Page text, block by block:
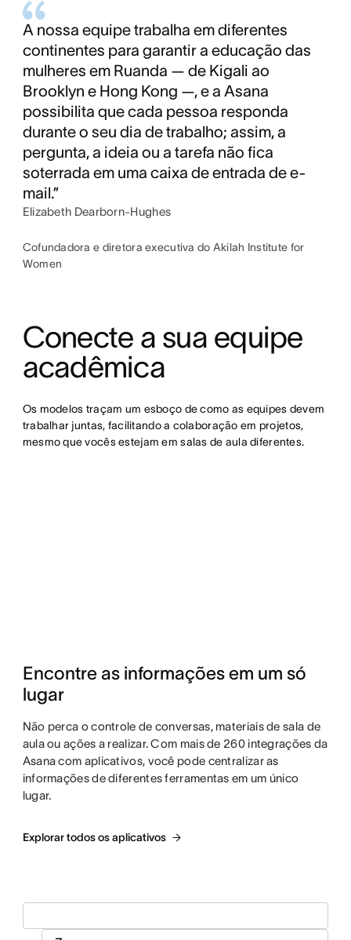
A nossa equipe trabalha em diferentes
continentes para garantir a educação das
mulheres em Ruanda — de Kigali ao
Brooklyn e Hong Kong —, e a Asana
possibilita que cada pessoa responda
durante o seu dia de trabalho; assim, a
pergunta, a ideia ou a tarefa não fica
soterrada em uma caixa de entrada de e-
mail.”
Elizabeth Dearborn-Hughes
Cofundadora e diretora executiva do Akilah Institute for
Women
Conecte a sua equipe
acadêmica
Os modelos traçam um esboço de como as equipes devem
trabalhar juntas, facilitando a colaboração em projetos,
mesmo que vocês estejam em salas de aula diferentes.
Encontre as informações em um só
lugar
Não perca o controle de conversas, materiais de sala de
aula ou ações a realizar. Com mais de 260 integrações da
Asana com aplicativos, você pode centralizar as
informações de diferentes ferramentas em um único
lugar.
Explorar todos os aplicativos